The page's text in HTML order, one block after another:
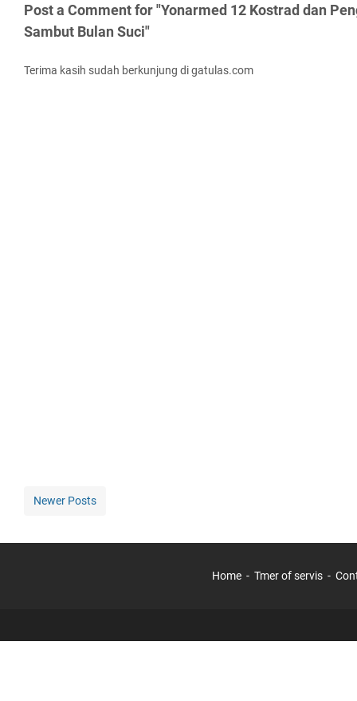
Post a Comment for "Yonarmed 12 Kostrad dan
Sambut Bulan Suci"
Terima kasih sudah berkunjung di gatulas.com
Newer Posts
Home Tmer of servis